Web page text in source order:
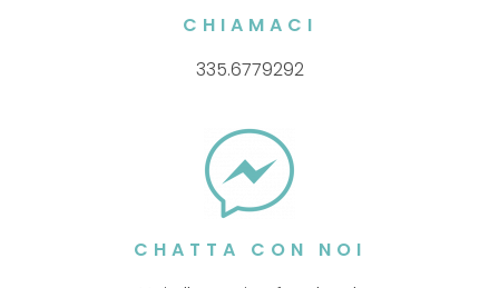
CHIAMACI
335.6779292
CHATTA CON NOI